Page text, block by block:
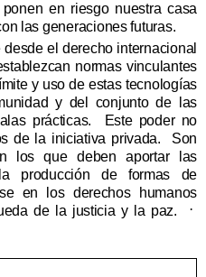
en riesgo nuestra casa
las generaciones futuras.
el derecho internacional
normas vinculantes
límite y uso de estas tecnologías
y del conjuntode las
prácticas.
Este poder no
de la iniciativa privada.
Son
los que deben aportar las
producción de formas de
en los derechos humanos
de la justicia y la paz.
·